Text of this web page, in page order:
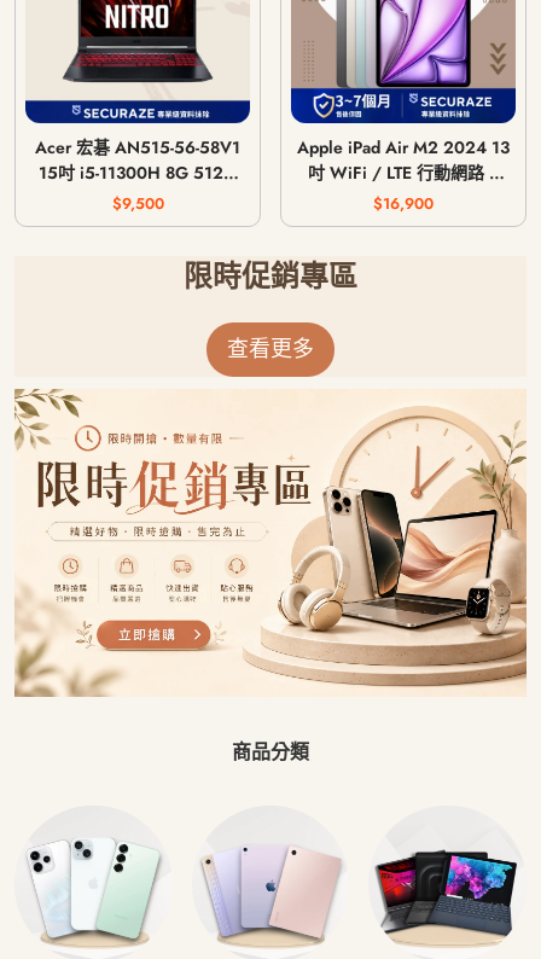
Acer 宏碁 AN515-56-58V1
15吋 i5-11300H 8G 512G
GTX 1650 4G
$9,500
Apple iPad Air M2 2024 13
吋 WiFi / LTE 行動網路 /
128G 256G 512G 1T
$16,900
限時促銷專區
查看更多
商品分類